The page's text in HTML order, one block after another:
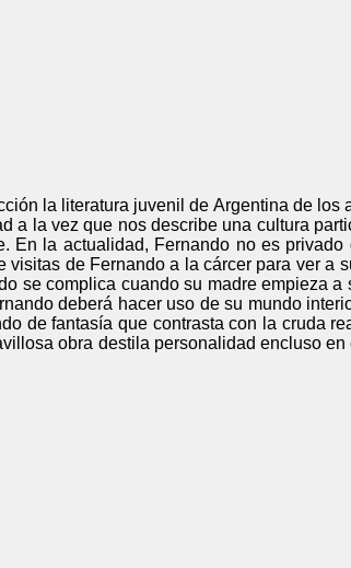
la literatura juvenil de Argentina de los
a la vez que nos describe una cultura
En la actualidad, Fernando no es
de Fernando a la cárcer para ver a
se complica cuando su madre empieza
deberá hacer uso de su mundo
de fantasía que contrasta con la cruda
obra destila personalidad encluso